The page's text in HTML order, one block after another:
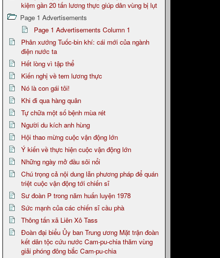
kiệm gần 20 tấn lương thực giúp dân vùng bị lụt
Page 1 Advertisements
Page 1 Advertisements Column 1
Phân xướng Tuốc-bin khí: cái mới của ngành
điện nước ta
Hết lòng vì tập thể
Kiến nghị về tem lương thực
Nó là con gái tôi!
Khi đi qua hàng quân
Tự chữa một số bệnh mùa rét
Người du kích anh hùng
Hội thao mừng cuộc vận động lớn
Ý kiến về thực hiện cuộc vận động lớn
Những ngày mở đầu sôi nổi
Chú trọng cả nội dung lẫn phương pháp để quán
triệt cuộc vận động tới chiến sĩ
Sư đoàn P trong năm huấn luyện 1978
Sức mạnh của các chiến sĩ cầu phà
Thông tấn xã Liên Xô Tass
Đoàn đại biểu Ủy ban Trung ương Mặt trận đoàn
kết dân tộc cứu nước Cam-pu-chia thăm vùng
giải phóng đông bắc Cam-pu-chia